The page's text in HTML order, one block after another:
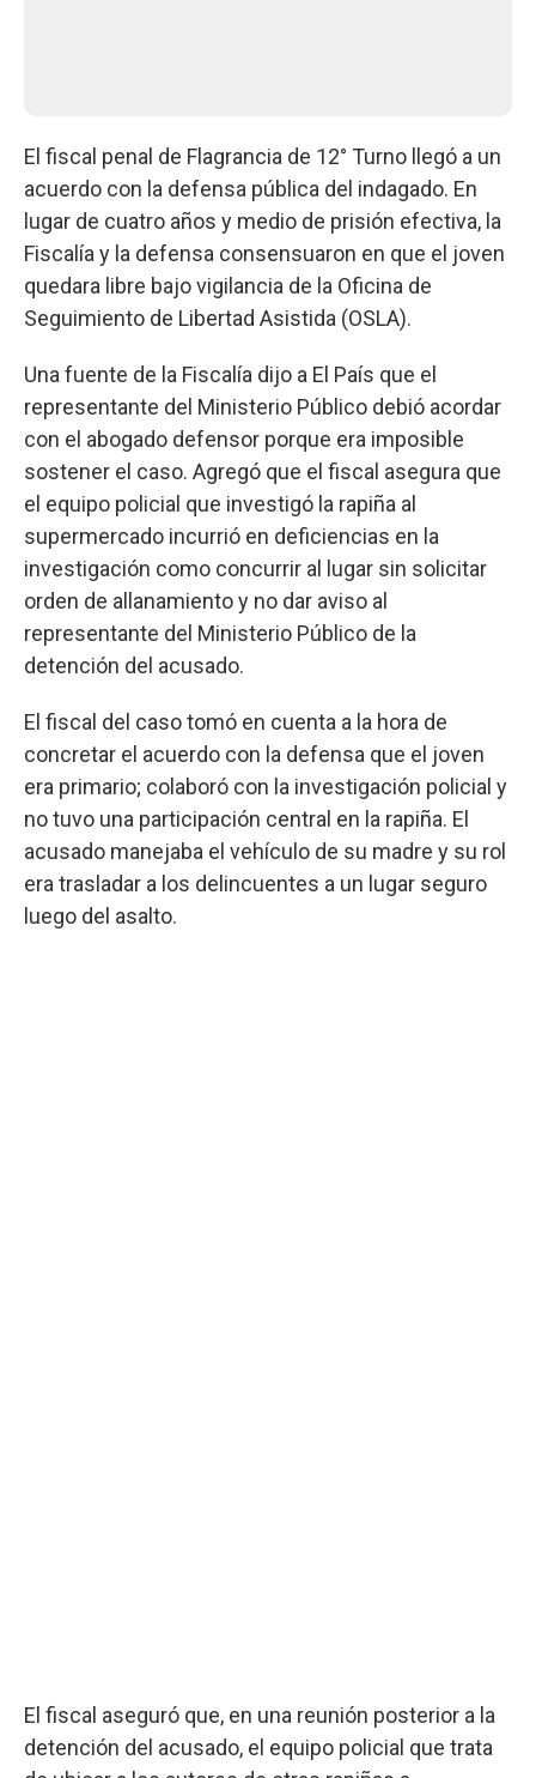
El fiscal penal de Flagrancia de 12° Turno llegó a un
acuerdo con la defensa pública del indagado. En
lugar de cuatro años y medio de prisión efectiva, la
Fiscalía y la defensa consensuaron en que el joven
quedara libre bajo vigilancia de la Oficina de
Seguimiento de Libertad Asistida (OSLA).
Una fuente de la Fiscalía dijo a El País que el
representante del Ministerio Público debió acordar
con el abogado defensor porque era imposible
sostener el caso. Agregó que el fiscal asegura que
el equipo policial que investigó la rapiña al
supermercado incurrió en deficiencias en la
investigación como concurrir al lugar sin solicitar
orden de allanamiento y no dar aviso al
representante del Ministerio Público de la
detención del acusado.
El fiscal del caso tomó en cuenta a la hora de
concretar el acuerdo con la defensa que el joven
era primario; colaboró con la investigación policial y
no tuvo una participación central en la rapiña. El
acusado manejaba el vehículo de su madre y su rol
era trasladar a los delincuentes a un lugar seguro
luego del asalto.
El fiscal aseguró que, en una reunión posterior a la
detención del acusado, el equipo policial que trata